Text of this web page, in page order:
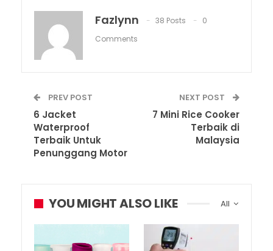
Fazlynn 38 Posts
0
Comments
PREV POST
6 Jacket
Waterproof
Terbaik Untuk
Penunggang Motor
NEXT POST
7 Mini Rice Cooker
Terbaik di
Malaysia
All
YOU MIGHT ALSO LIKE